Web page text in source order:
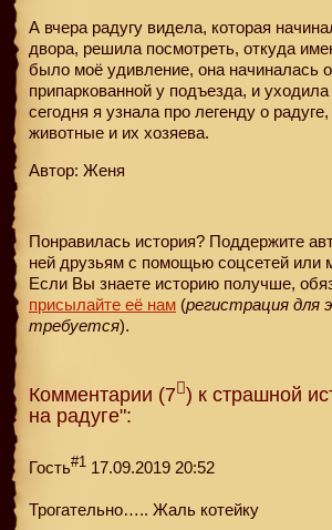
А вчера радугу видела, которая
двора, решила посмотреть, откуда
было моё удивление, она начиналась
припаркованной у подъезда, и
сегодня я узнала про легенду о
животные и их хозяева.
Автор: Женя
Понравилась история? Поддержите
ней друзьям с помощью соцсетей или
Если Вы знаете историю получше,
присылайте её нам (регистрация для
требуется).
Комментарии (7 ) к страшной
на радуге":
Гость#1 17.09.2019 20:52
Трогательно….. Жаль котейку